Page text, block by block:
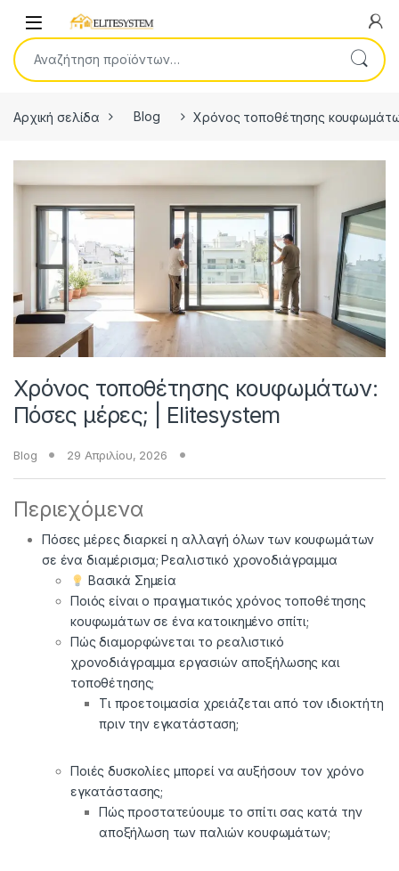
Open
Αναζήτηση για:
Αρχική σελίδα Blog Χρόνος τοποθέτησης
Χρόνος τοποθέτησης κουφωμάτων:
Πόσες μέρες; | Elitesystem
Blog 29 Απριλίου, 2026
Περιεχόμενα
Πόσες μέρες διαρκεί η αλλαγή όλων των κουφωμάτων
σε ένα διαμέρισμα; Ρεαλιστικό χρονοδιάγραμμα
Βασικά Σημεία
Ποιός είναι ο πραγματικός χρόνος τοποθέτησης
κουφωμάτων σε ένα κατοικημένο σπίτι;
Πώς διαμορφώνεται το ρεαλιστικό
χρονοδιάγραμμα εργασιών αποξήλωσης και
τοποθέτησης;
Τι προετοιμασία χρειάζεται από τον ιδιοκτήτη
πριν την εγκατάσταση;
Ποιές δυσκολίες μπορεί να αυξήσουν τον χρόνο
εγκατάστασης;
Πώς προστατεύουμε το σπίτι σας κατά την
αποξήλωση των παλιών κουφωμάτων;